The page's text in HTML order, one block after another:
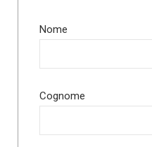
Nome
Cognome